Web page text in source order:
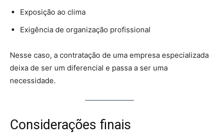
Exposição ao clima
Exigência de organização profissional
Nesse caso, a contratação de uma empresa especializada
deixa de ser um diferencial e passa a ser uma
necessidade.
Considerações finais